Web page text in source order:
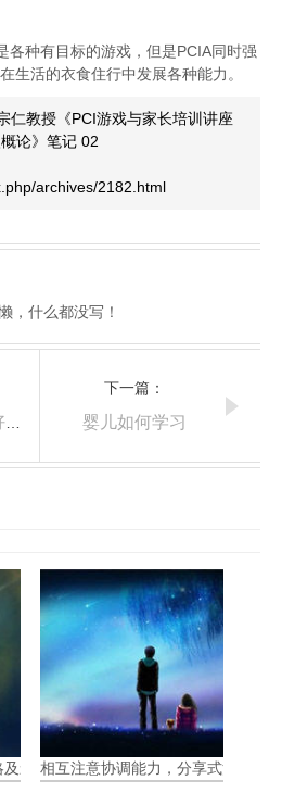
各种有目标的游戏，但是PCIA同时强
生活的衣食住行中发展各种能力。
仁教授《PCI游戏与家长培训讲座
论》笔记 02
archives/2182.html
，什么都没写！
下一篇：
婴儿如何学习
及影响相互注意协调能力，分享式注意力